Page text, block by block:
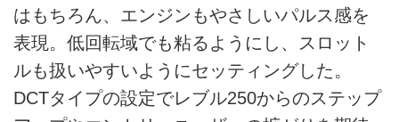
はもちろん、エンジンもやさしいパルス感を
表現。低回転域でも粘るようにし、スロット
ルも扱いやすいようにセッティングした。
DCTタイプの設定でレブル250からのステップ